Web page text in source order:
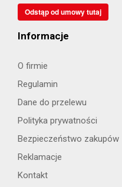
Odstąp od umowy tutaj
Informacje
O firmie
Regulamin
Dane do przelewu
Polityka prywatności
Bezpieczeństwo zakupów
Reklamacje
Kontakt